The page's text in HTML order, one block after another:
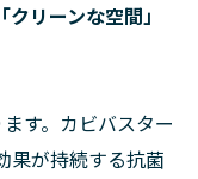
「クリーンな空間」
す。カビバスター
果が持続する抗菌